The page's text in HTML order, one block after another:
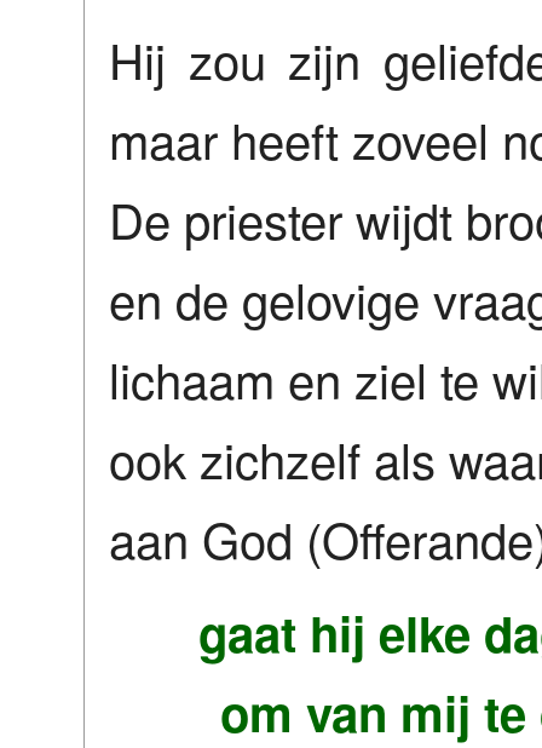
Hij zou zijn
maar heeft zoveel
De priester wijdt
en de gelovige
lichaam en ziel te
ook zichzelf als
aan God
gaat hij elke
om van mij